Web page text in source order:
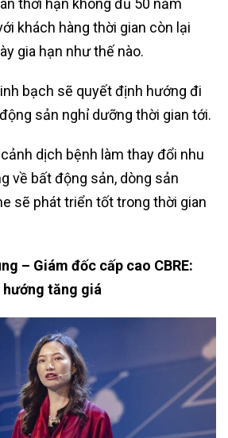
thời hạn không đủ 50 năm
khách hàng thời gian còn lại
gia hạn như thế nào.
bạch sẽ quyết định hướng đi
sản nghỉ dưỡng thời gian tới.
dịch bệnh làm thay đổi nhu
về bất động sản, dòng sản
sẽ phát triển tốt trong thời gian
– Giám đốc cấp cao CBRE:
hướng tăng giá